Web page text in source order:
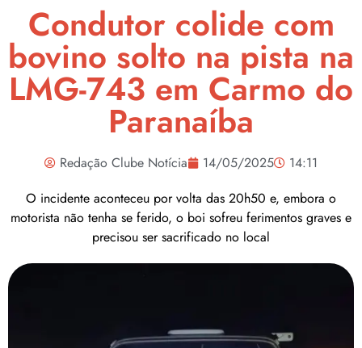
Condutor colide com
bovino solto na pista na
LMG-743 em Carmo do
Paranaíba
Redação Clube Notícia 14/05/2025
14:11
O incidente aconteceu por volta das 20h50 e, embora o
motorista não tenha se ferido, o boi sofreu ferimentos graves e
precisou ser sacrificado no local